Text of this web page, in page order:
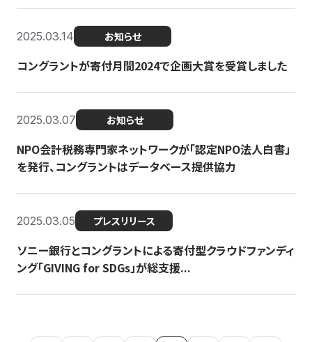
2025.03.14 お知らせ
コングラントが寄付月間2024で企画大賞を受賞しました
2025.03.07 お知らせ
NPO会計税務専門家ネットワークが「認定NPO法人白書」
を発行、コングラントはデータベース提供協力
2025.03.05 プレスリリース
ソニー銀行とコングラントによる寄付型クラウドファンディ
ング「GIVING for SDGs」が総支援...